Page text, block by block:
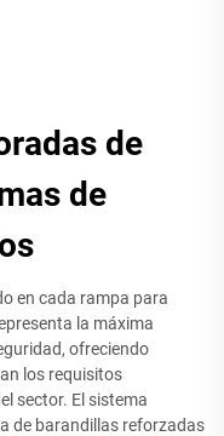
de
de
en cada rampa para
la máxima
ofreciendo
los requisitos
sector. El sistema
de barandillas reforzadas